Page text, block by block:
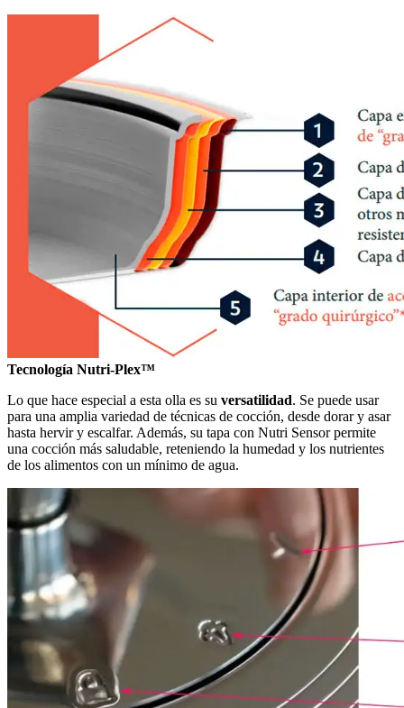
Tecnología Nutri-Plex™
Lo que hace especial a esta olla es su versatilidad. Se puede usar
para una amplia variedad de técnicas de cocción, desde dorar y asar
hasta hervir y escalfar. Además, su tapa con Nutri Sensor permite
una cocción más saludable, reteniendo la humedad y los nutrientes
de los alimentos con un mínimo de agua.